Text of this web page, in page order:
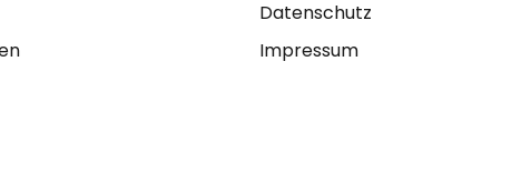
Datenschutz
Impressum